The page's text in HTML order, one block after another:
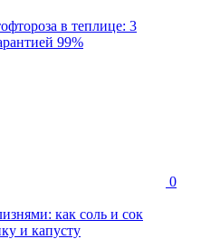
в теплице: 3
99%
0
как соль и сок
и капусту